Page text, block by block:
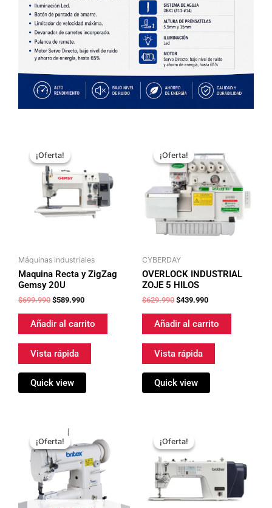
¡Oferta!
¡Oferta!
Máquinas industriales
Maquina Recta y ZigZag
Gemsy 20U
$699.990
precio
original
era:
$699.990.
$589.990
es:
$589.990.
Añadir al carrito
Vista rápida
Quick view
¡Oferta!
¡Oferta!
CYBERDAY
OVERLOCK INDUSTRIAL
ZOJE 5 HILOS
$629.990
precio
original
era:
$629.990.
$439.990
precio
actual
es:
$439.990.
Añadir al carrito
Vista rápida
Quick view
¡Oferta!
¡Oferta!precio
original
era:
$1.499.990.
actual
es:
$1.199.990.
¡Oferta!
¡Oferta!precio
original
era:
$1.099.990.
es:
$849.990.